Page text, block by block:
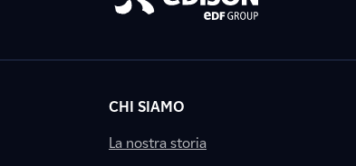
CHI SIAMO
La nostra storia